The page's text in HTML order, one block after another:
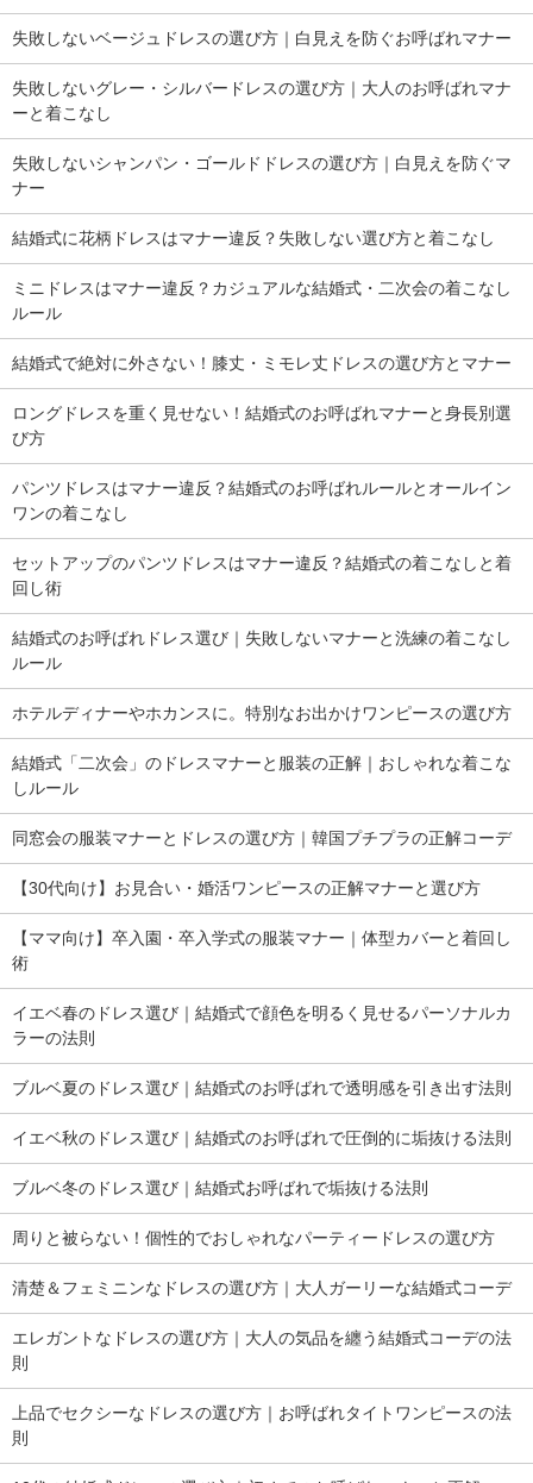
失敗しないベージュドレスの選び方｜白見えを防ぐお呼ばれマナー
失敗しないグレー・シルバードレスの選び方｜大人のお呼ばれマナ
ーと着こなし
失敗しないシャンパン・ゴールドドレスの選び方｜白見えを防ぐマ
ナー
結婚式に花柄ドレスはマナー違反？失敗しない選び方と着こなし
ミニドレスはマナー違反？カジュアルな結婚式・二次会の着こなし
ルール
結婚式で絶対に外さない！膝丈・ミモレ丈ドレスの選び方とマナー
ロングドレスを重く見せない！結婚式のお呼ばれマナーと身長別選
び方
パンツドレスはマナー違反？結婚式のお呼ばれルールとオールイン
ワンの着こなし
セットアップのパンツドレスはマナー違反？結婚式の着こなしと着
回し術
結婚式のお呼ばれドレス選び｜失敗しないマナーと洗練の着こなし
ルール
ホテルディナーやホカンスに。特別なお出かけワンピースの選び方
結婚式「二次会」のドレスマナーと服装の正解｜おしゃれな着こな
しルール
同窓会の服装マナーとドレスの選び方｜韓国プチプラの正解コーデ
【30代向け】お見合い・婚活ワンピースの正解マナーと選び方
【ママ向け】卒入園・卒入学式の服装マナー｜体型カバーと着回し
術
イエベ春のドレス選び｜結婚式で顔色を明るく見せるパーソナルカ
ラーの法則
ブルベ夏のドレス選び｜結婚式のお呼ばれで透明感を引き出す法則
イエベ秋のドレス選び｜結婚式のお呼ばれで圧倒的に垢抜ける法則
ブルベ冬のドレス選び｜結婚式お呼ばれで垢抜ける法則
周りと被らない！個性的でおしゃれなパーティードレスの選び方
清楚＆フェミニンなドレスの選び方｜大人ガーリーな結婚式コーデ
エレガントなドレスの選び方｜大人の気品を纏う結婚式コーデの法
則
上品でセクシーなドレスの選び方｜お呼ばれタイトワンピースの法
則